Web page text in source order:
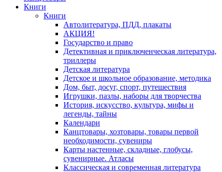
Книги
Книги
Автолитература, ПДД, плакаты
АКЦИЯ!
Государство и право
Детективная и приключенческая литература,
триллеры
Детская литература
Детское и школьное образование, методика
Дом, быт, досуг, спорт, путешествия
Игрушки, пазлы, наборы для творчества
История, искусство, культура, мифы и
легенды, тайны
Календари
Канцтовары, хозтовары, товары первой
необходимости, сувениры
Карты настенные, складные, глобусы,
сувенирные. Атласы
Классическая и современная литература